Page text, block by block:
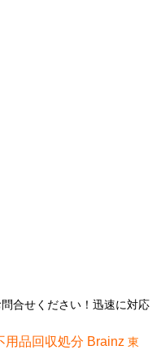
合せください！迅速に対応
用品回収処分 Brainz 東